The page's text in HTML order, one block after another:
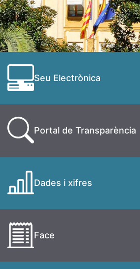
Seu Electrònica
Portal de Transparència
Dades i xifres
Face